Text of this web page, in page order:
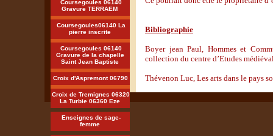
Coursegoules 06140
Gravure TERRAEM
Coursegoules06140 La
pierre inscrite
Coursegoules 06140
Gravure de la chapelle
Saint Jean Baptiste
Croix d'Aspremont 06790
Croix de Tremignes 06320
La Turbie 06360 Eze
Enseignes de sage-
femme
Bibliographie
Boyer jean Paul, Hommes et
collection du centre d’Etudes
Thévenon Luc, Les arts dans le pays